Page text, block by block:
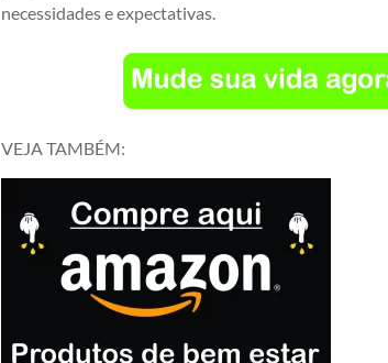
necessidades e expectativas.
VEJA TAMBÉM: